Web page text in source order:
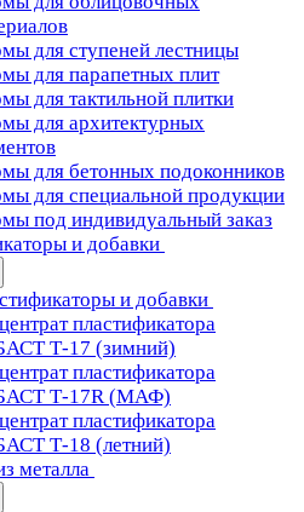
для ступеней лестницы
для парапетных плит
для тактильной плитки
для архитектурных
для бетонных подоконников
для специальной продукции
под индивидуальный заказ
и добавки
и добавки
пластификатора
Т-17 (зимний)
пластификатора
Т-17R (МАФ)
пластификатора
Т-18 (летний)
металла